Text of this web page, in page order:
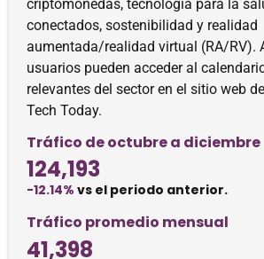
criptomonedas, tecnología para la
conectados, sostenibilidad y realidad
aumentada/realidad virtual (RA/RV).
usuarios pueden acceder al
relevantes del sector en el sitio web
Tech Today.
Tráfico de octubre a diciembre
124,193
-12.14% vs el periodo anterior.
Tráfico promedio mensual
41,398